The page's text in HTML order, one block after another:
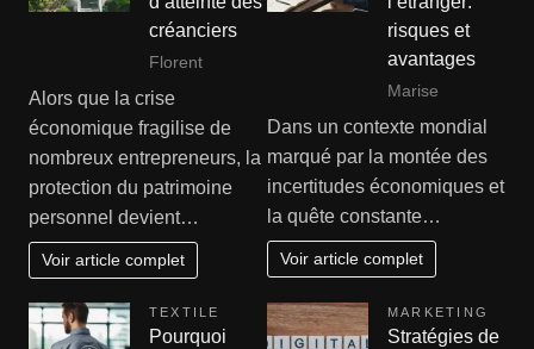
créanciers
Florent
Alors que la crise
économique fragilise de
nombreux entrepreneurs, la
protection du patrimoine
personnel devient…
Voir article complet
risques et
avantages
Marise
Dans un contexte mondial
marqué par la montée des
incertitudes économiques et
la quête constante…
Voir article complet
TEXTILE
Pourquoi
MARKETING
Stratégies de